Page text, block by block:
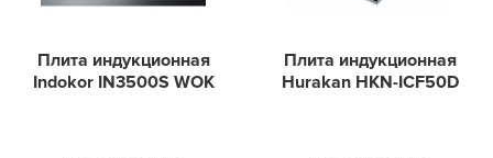
Плита индукционная
Indokor IN3500S WOK
Плита индукционная
Hurakan HKN-ICF50D